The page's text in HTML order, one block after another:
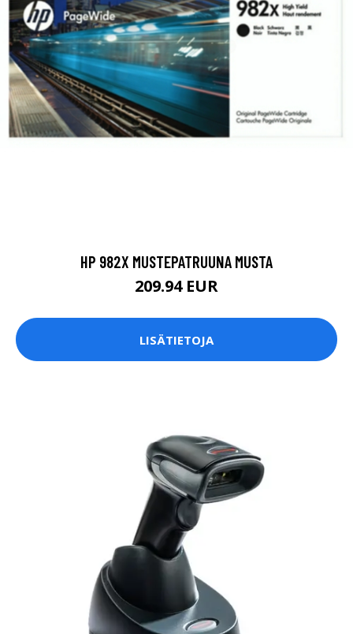
HP 982X MUSTEPATRUUNA MUSTA
209.94 EUR
LISÄTIETOJA